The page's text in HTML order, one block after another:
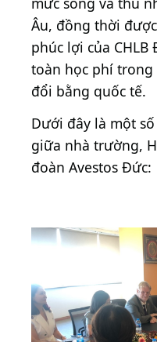
Âu, đồng thời
phúc lợi của
toàn học phí
đổi bằng quốc tế.
Dưới đây là một
giữa nhà trường,
đoàn Avestos Đức: